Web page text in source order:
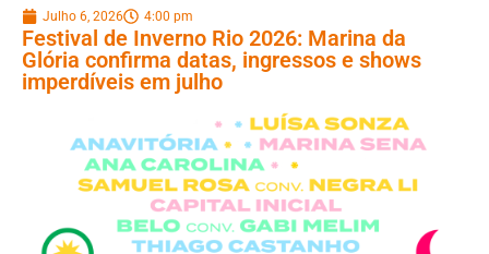
Julho 6, 2026 4:00 pm
Festival de Inverno Rio 2026: Marina da
Glória confirma datas, ingressos e shows
imperdíveis em julho